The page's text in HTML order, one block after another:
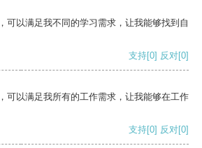
可以满足我不同的学习需求，让我能够找到自
支持[0] 反对[0]
可以满足我所有的工作需求，让我能够在工作
支持[0] 反对[0]